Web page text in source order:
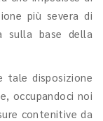
più severa di
sulla base della
tale disposizione
occupandoci noi
contenitive da